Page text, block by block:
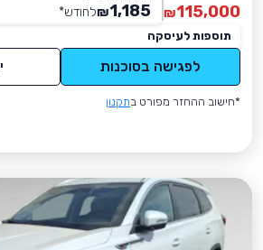
115,000
₪
1,185
₪לחודש*
תוספות לעיסקה
לפגישה בסוכנות
*חישוב ההחזר מפורט בתקנון